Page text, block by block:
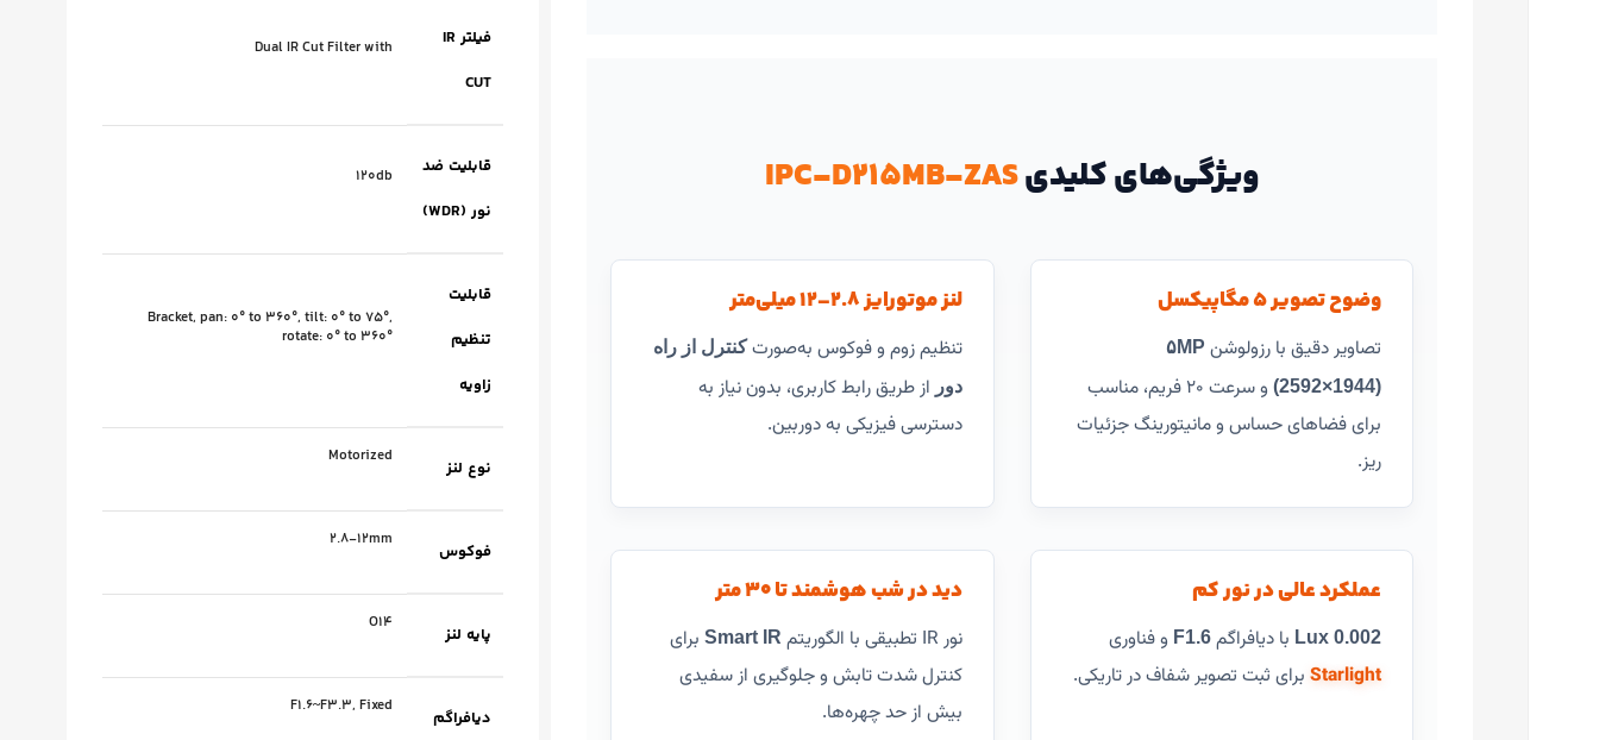
ویژگی‌های کلیدیIPC‑D215MB‑ZAS
وضوح تصویر ۵ مگاپیکسل
تصاویر دقیق با رزولوشن ‎ ۵MP
(2592×1944)
‎ و سرعت ۲۰ فریم، مناسب
برای فضاهای حساس و مانیتورینگ جزئیات
ریز.
لنز موتورایز ۲.۸–۱۲ میلی‌متر
تنظیم زوم و فوکوس به‌صورتکنترل از راه
دور از طریق رابط کاربری، بدون نیاز به
دسترسی فیزیکی به دوربین.
عملکرد عالی در نور کم
0.002 Lux با دیافراگم F1.6 و فناوری
Starlight برای ثبت تصویر شفاف در تاریکی.
دید در شب هوشمند تا ۳۰ متر
نور IR تطبیقی با الگوریتم Smart IR برای
کنترل شدت تابش و جلوگیری از سفیدی
بیش از حد چهره‌ها.
فیلتر IR
CUT
Dual IR Cut Filter with
قابلیت ضد
نور (WDR)
120db
قابلیت
تنظیم
زاویه
Bracket, pan: 0° to 360°, tilt: 0° to 75°,
rotate: 0° to 360°
نوع لنز
Motorized
فوکوس
2.8-12mm
پایه لنز
O14
دیافراگم
F1.6~F3.3, Fixed